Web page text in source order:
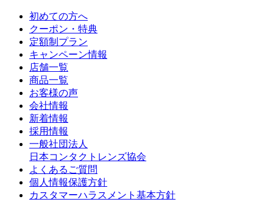
初めての方へ
クーポン・特典
定額制プラン
キャンペーン情報
店舗一覧
商品一覧
お客様の声
会社情報
新着情報
採用情報
一般社団法人
日本コンタクトレンズ協会
よくあるご質問
個人情報保護方針
カスタマーハラスメント基本方針